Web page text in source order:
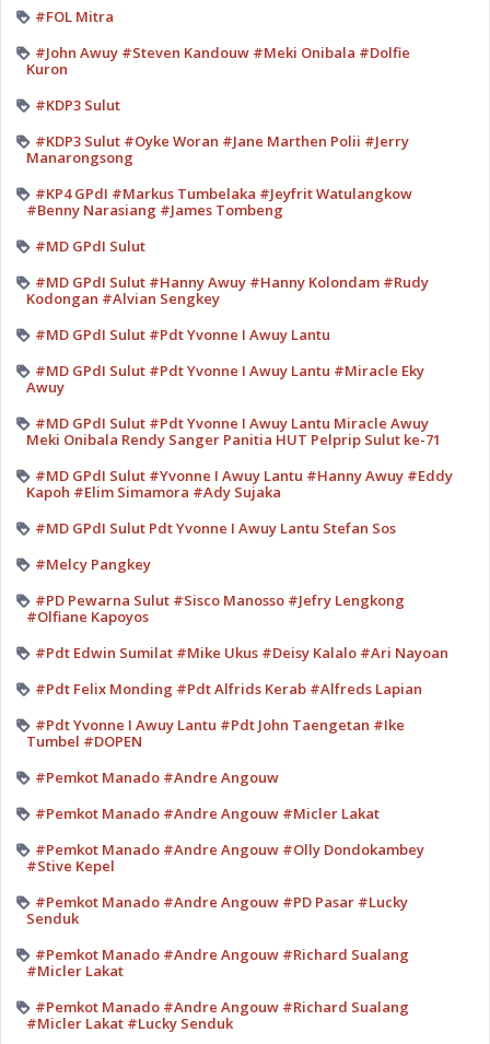
#FOL Mitra
#John Awuy #Steven Kandouw #Meki Onibala #Dolfie
Kuron
#KDP3 Sulut
#KDP3 Sulut #Oyke Woran #Jane Marthen Polii #Jerry
Manarongsong
#KP4 GPdI #Markus Tumbelaka #Jeyfrit Watulangkow
#Benny Narasiang #James Tombeng
#MD GPdI Sulut
#MD GPdI Sulut #Hanny Awuy #Hanny Kolondam #Rudy
Kodongan #Alvian Sengkey
#MD GPdI Sulut #Pdt Yvonne I Awuy Lantu
#MD GPdI Sulut #Pdt Yvonne I Awuy Lantu #Miracle Eky
Awuy
#MD GPdI Sulut #Pdt Yvonne I Awuy Lantu Miracle Awuy
Meki Onibala Rendy Sanger Panitia HUT Pelprip Sulut ke-71
#MD GPdI Sulut #Yvonne I Awuy Lantu #Hanny Awuy #Eddy
Kapoh #Elim Simamora #Ady Sujaka
#MD GPdI Sulut Pdt Yvonne I Awuy Lantu Stefan Sos
#Melcy Pangkey
#PD Pewarna Sulut #Sisco Manosso #Jefry Lengkong
#Olfiane Kapoyos
#Pdt Edwin Sumilat #Mike Ukus #Deisy Kalalo #Ari Nayoan
#Pdt Felix Monding #Pdt Alfrids Kerab #Alfreds Lapian
#Pdt Yvonne I Awuy Lantu #Pdt John Taengetan #Ike
Tumbel #DOPEN
#Pemkot Manado #Andre Angouw
#Pemkot Manado #Andre Angouw #Micler Lakat
#Pemkot Manado #Andre Angouw #Olly Dondokambey
#Stive Kepel
#Pemkot Manado #Andre Angouw #PD Pasar #Lucky
Senduk
#Pemkot Manado #Andre Angouw #Richard Sualang
#Micler Lakat
#Pemkot Manado #Andre Angouw #Richard Sualang
#Micler Lakat #Lucky Senduk